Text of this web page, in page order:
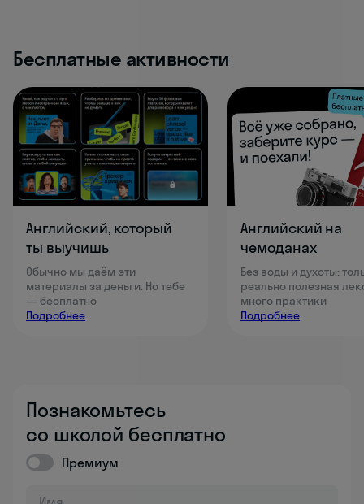
Бесплатные активности
Английский, который
ты выучишь
Обычно мы даём эти
материалы за деньги. Но тебе
— бесплатно
Подробнее
Английский на
чемоданах
Без воды и духоты:
реально полезная
много практики
Подробнее
Познакомьтесь
со школой бесплатно
Премиум